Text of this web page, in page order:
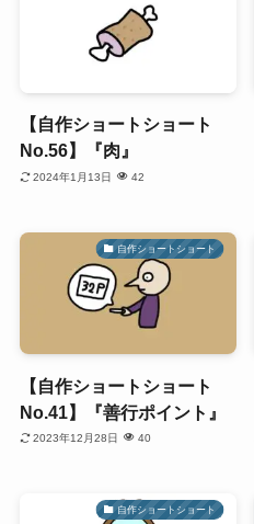
【自作ショートショート
No.56】『肉』
2024年1月13日 42
自作ショートショート
【自作ショートショート
No.41】『善行ポイント』
2023年12月28日 40
自作ショートショート